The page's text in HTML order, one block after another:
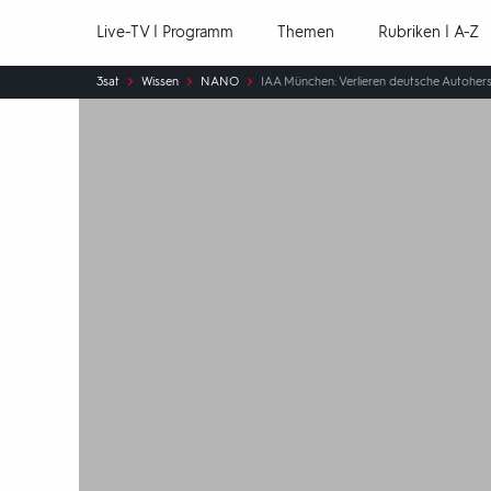
Live-TV | Programm Themen Rubriken | A-Z
Sie
sind
3sat Wissen NANO IAA München: Verlieren deutsche